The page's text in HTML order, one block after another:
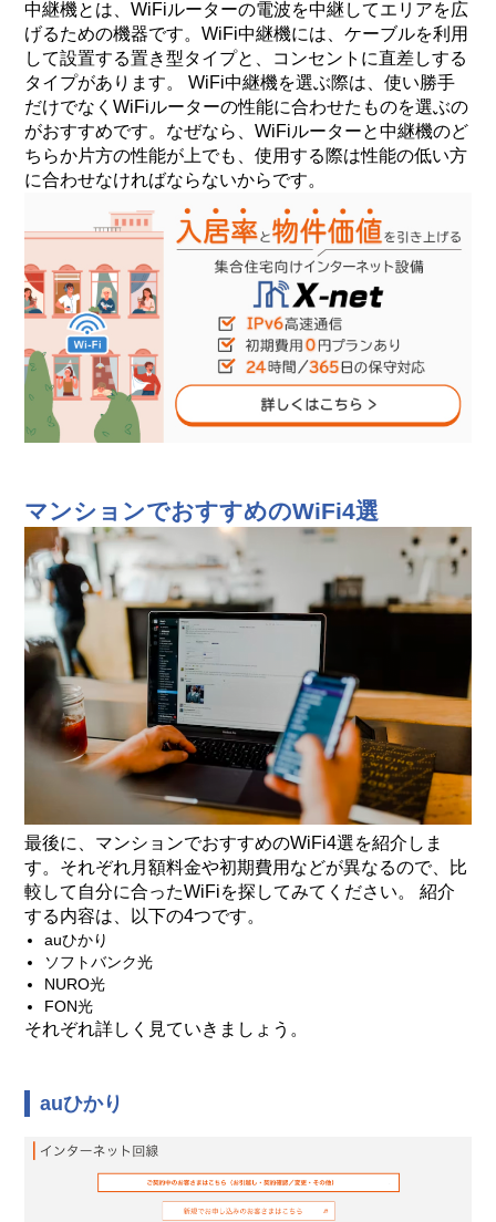
中継機とは、WiFiルーターの電波を中継してエリアを広
げるための機器です。WiFi中継機には、ケーブルを利用
して設置する置き型タイプと、コンセントに直差しする
タイプがあります。 WiFi中継機を選ぶ際は、使い勝手
だけでなくWiFiルーターの性能に合わせたものを選ぶの
がおすすめです。なぜなら、WiFiルーターと中継機のど
ちらか片方の性能が上でも、使用する際は性能の低い方
に合わせなければならないからです。
マンションでおすすめのWiFi4選
最後に、マンションでおすすめのWiFi4選を紹介しま
す。それぞれ月額料金や初期費用などが異なるので、比
較して自分に合ったWiFiを探してみてください。 紹介
する内容は、以下の4つです。
auひかり
ソフトバンク光
NURO光
FON光
それぞれ詳しく見ていきましょう。
auひかり